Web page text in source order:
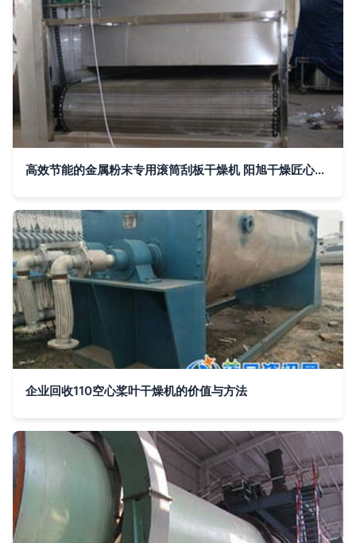
高效节能的金属粉末专用滚筒刮板干燥机 阳旭干燥匠心供应
企业回收110空心桨叶干燥机的价值与方法